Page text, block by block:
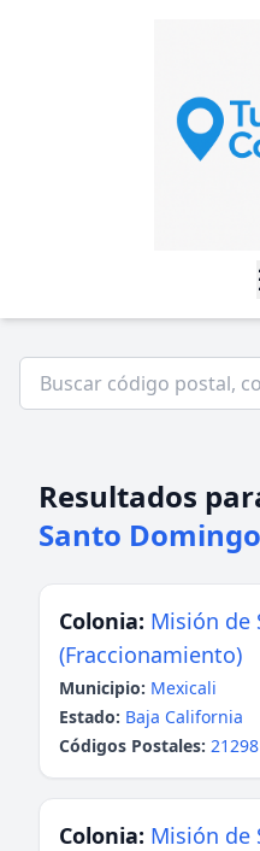
Resultados
Santo
Colonia: Misión de
(Fraccionamiento)
Municipio: Mexicali
Estado: Baja California
Códigos Postales: 21298
Colonia: Misión de